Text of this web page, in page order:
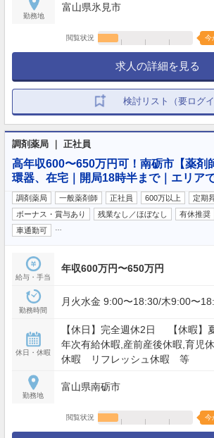
勤務地
富山県氷見市
閲覧状況 今
求人の詳細を見る
検討リスト（要ログイ
調剤薬局 ｜ 正社員
高年収600〜650万円可！南砺市【薬剤
環器、在宅｜開局18時半まで｜エリア
調剤薬局 一般薬剤師 正社員 600万以上
定期
ボーナス・賞与あり
残業なし／ほぼなし 有休推奨
車通勤可
給与・手当
年収600万円〜650万円
勤務時間
月火水金 9:00〜18:30/木9:00〜
休日・休暇
【休日】完全週休2日 【休暇】
年次有給休暇,産前産後休暇,育児
休暇 リフレッシュ休暇 等
勤務地
富山県南砺市
閲覧状況 今